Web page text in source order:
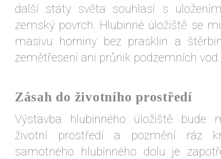
další státy světa souhlasí s
zemský povrch. Hlubinné úložiště se
masivu horniny bez prasklin a
zemětřesení ani průnik podzemních vod.
Zásah do životního prostředí
Výstavba hlubinného úložiště bude
životní prostředí a pozmění ráz
samotného hlubinného dolu je